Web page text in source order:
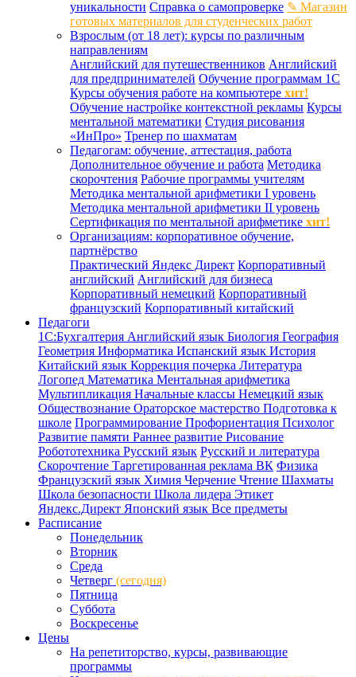
уникальности Справка о самопроверке ✎ Магазин
готовых материалов для студенческих работ
Взрослым (от 18 лет): курсы по различным
направлениям
Английский для путешественников Английский
для предпринимателей Обучение программам 1С
Курсы обучения работе на компьютере хит!
Обучение настройке контекстной рекламы Курсы
ментальной математики Студия рисования
«ИнПро» Тренер по шахматам
Педагогам: обучение, аттестация, работа
Дополнительное обучение и работа Методика
скорочтения Рабочие программы учителям
Методика ментальной арифметики I уровень
Методика ментальной арифметики II уровень
Сертификация по ментальной арифметике хит!
Организациям: корпоративное обучение,
партнёрство
Практический Яндекс Директ Корпоративный
английский Английский для бизнеса
Корпоративный немецкий Корпоративный
французский Корпоративный китайский
Педагоги
1С:Бухгалтерия Английский язык Биология География
Геометрия Информатика Испанский язык История
Китайский язык Коррекция почерка Литература
Логопед Математика Ментальная арифметика
Мультипликация Начальные классы Немецкий язык
Обществознание Ораторское мастерство Подготовка к
школе Программирование Профориентация Психолог
Развитие памяти Раннее развитие Рисование
Робототехника Русский язык Русский и литература
Скорочтение Таргетированная реклама ВК Физика
Французский язык Химия Черчение Чтение Шахматы
Школа безопасности Школа лидера Этикет
Яндекс.Директ Японский язык Все предметы
Расписание
Понедельник
Вторник
Среда
Четверг (сегодня)
Пятница
Суббота
Воскресенье
Цены
На репетиторство, курсы, развивающие
программы